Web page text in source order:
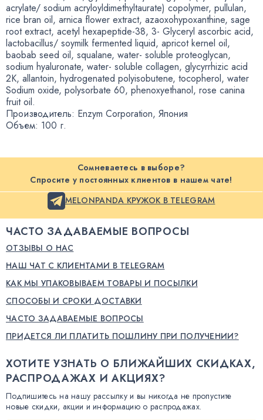
acrylate/ sodium acryloyldimethyltaurate) copolymer, pullulan,
rice bran oil, arnica flower extract, azaoxohypoxanthine, sage
root extract, acetyl hexapeptide-38, 3- Glyceryl ascorbic acid,
lactobacillus/ soymilk fermented liquid, apricot kernel oil,
baobab seed oil, squalane, water- soluble proteoglycan,
sodium hyaluronate, water- soluble collagen, glycyrrhizic acid
2K, allantoin, hydrogenated polyisobutene, tocopherol, water
Sodium oxide, polysorbate 60, phenoxyethanol, rose canina
fruit oil.
Производитель: Enzym Corporation, Япония
Объем: 100 г.
Сомневаетесь в выборе?
Спросите у постоянных клиентов в нашем чате!
MELONPANDA КРУЖОК В TELEGRAM
ЧАСТО ЗАДАВАЕМЫЕ ВОПРОСЫ
ОТЗЫВЫ О НАС
НАШ ЧАТ С КЛИЕНТАМИ В TELEGRAM
КАК МЫ УПАКОВЫВАЕМ ТОВАРЫ И ПОСЫЛКИ
СПОСОБЫ И СРОКИ ДОСТАВКИ
ЧАСТО ЗАДАВАЕМЫЕ ВОПРОСЫ
ПРИДЕТСЯ ЛИ ПЛАТИТЬ ПОШЛИНУ ПРИ ПОЛУЧЕНИИ?
ХОТИТЕ УЗНАТЬ О БЛИЖАЙШИХ СКИДКАХ,
РАСПРОДАЖАХ И АКЦИЯХ?
Подпишитесь на нашу рассылку и вы никогда не пропустите
новые скидки, акции и информацию о распродажах.